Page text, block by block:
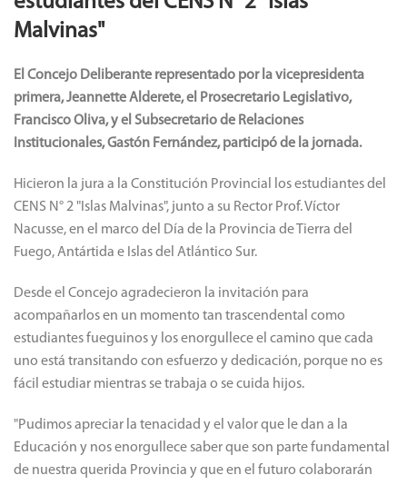
Malvinas"
El Concejo Deliberante representado por la vicepresidenta
primera, Jeannette Alderete, el Prosecretario Legislativo,
Francisco Oliva, y el Subsecretario de Relaciones
Institucionales, Gastón Fernández, participó de la jornada.
Hicieron la jura a la Constitución Provincial los estudiantes del
CENS N° 2 "Islas Malvinas", junto a su Rector Prof. Víctor
Nacusse, en el marco del Día de la Provincia de Tierra del
Fuego, Antártida e Islas del Atlántico Sur.
Desde el Concejo agradecieron la invitación para
acompañarlos en un momento tan trascendental como
estudiantes fueguinos y los enorgullece el camino que cada
uno está transitando con esfuerzo y dedicación, porque no es
fácil estudiar mientras se trabaja o se cuida hijos.
"Pudimos apreciar la tenacidad y el valor que le dan a la
Educación y nos enorgullece saber que son parte fundamental
de nuestra querida Provincia y que en el futuro colaborarán